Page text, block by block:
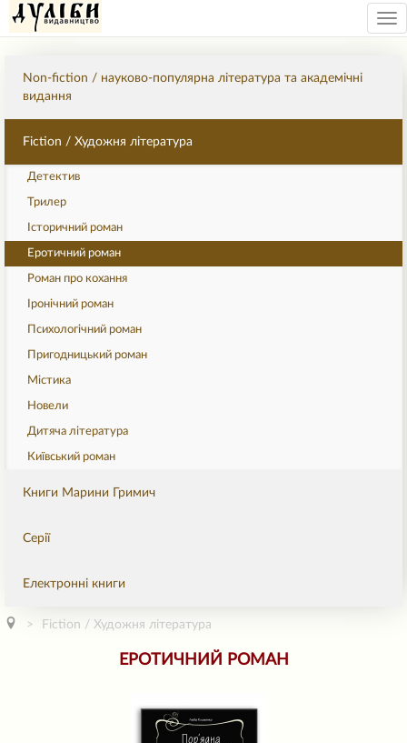
Non-fiction / науково-популярна література та академічні
видання
Fiction / Художня література
Детектив
Трилер
Історичний роман
Еротичний роман
Роман про кохання
Іронічний роман
Психологічний роман
Пригодницький роман
Містика
Новели
Дитяча література
Київський роман
Книги Марини Гримич
Серії
Електронні книги
Fiction / Художня література
ЕРОТИЧНИЙ РОМАН